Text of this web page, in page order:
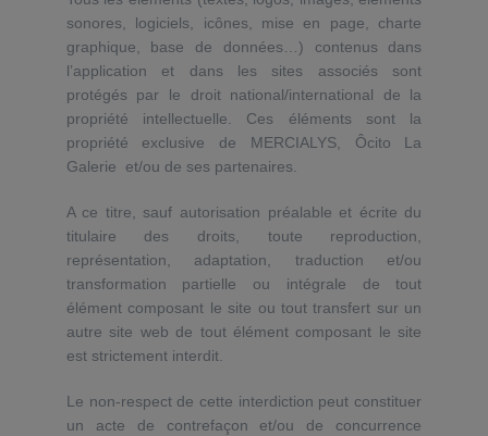
sonores, logiciels, icônes, mise en page, charte
graphique, base de données…) contenus dans
l’application et dans les sites associés sont
protégés par le droit national/international de la
propriété intellectuelle. Ces éléments sont la
propriété exclusive de MERCIALYS, Ôcito La
Galerie et/ou de ses partenaires.
A ce titre, sauf autorisation préalable et écrite du
titulaire des droits, toute reproduction,
représentation, adaptation, traduction et/ou
transformation partielle ou intégrale de tout
élément composant le site ou tout transfert sur un
autre site web de tout élément composant le site
est strictement interdit.
Le non-respect de cette interdiction peut constituer
un acte de contrefaçon et/ou de concurrence